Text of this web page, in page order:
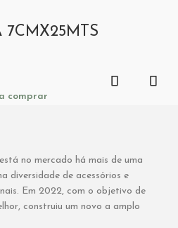
7CMX25MTS
comprar
no mercado há mais de uma
diversidade de acessórios e
Em 2022, com o objetivo de
construiu um novo a amplo